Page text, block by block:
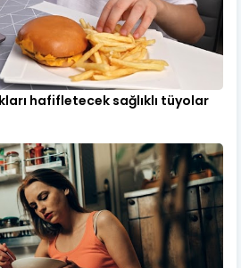
hafifletecek sağlıklı tüyolar